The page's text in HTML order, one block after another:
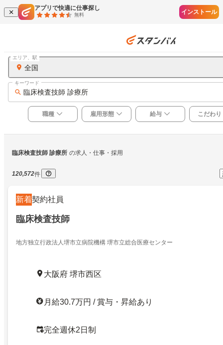
アプリで快適に仕事探し
無料 インストール
全国
エリア、駅
臨床検査技師 診療所
キーワード
職種 雇用形態 給与 こだわり
臨床検査技師 診療所 の求人・仕事・採用
120,572件
新着契約社員
臨床検査技師
地方独立行政法人堺市立病院機構 堺市立総合医療センター
大阪府 堺市西区
月給30.7万円 / 賞与・昇給あり
完全週休2日制